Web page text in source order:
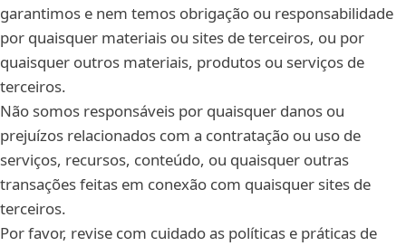
garantimos e nem temos obrigação ou responsabilidade
por quaisquer materiais ou sites de terceiros, ou por
quaisquer outros materiais, produtos ou serviços de
terceiros.
Não somos responsáveis por quaisquer danos ou
prejuízos relacionados com a contratação ou uso de
serviços, recursos, conteúdo, ou quaisquer outras
transações feitas em conexão com quaisquer sites de
terceiros.
Por favor, revise com cuidado as políticas e práticas de